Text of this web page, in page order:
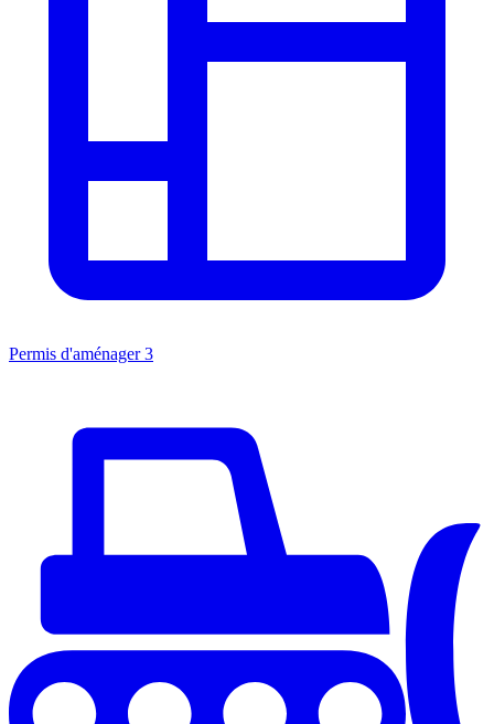
Permis d'aménager 3